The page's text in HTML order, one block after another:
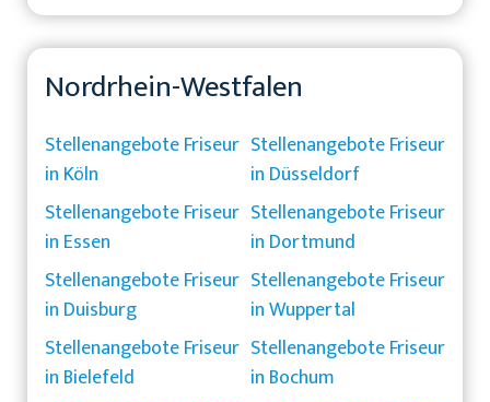
Nordrhein-Westfalen
Stellenangebote Friseur
in Köln
Stellenangebote Friseur
in Düsseldorf
Stellenangebote Friseur
in Essen
Stellenangebote Friseur
in Dortmund
Stellenangebote Friseur
in Duisburg
Stellenangebote Friseur
in Wuppertal
Stellenangebote Friseur
in Bielefeld
Stellenangebote Friseur
in Bochum